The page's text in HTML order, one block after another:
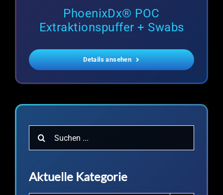
nach:
Aktuelle Kategorie
PhoenixDx® POC
Extraktionspuffer + Swabs
Details ansehen